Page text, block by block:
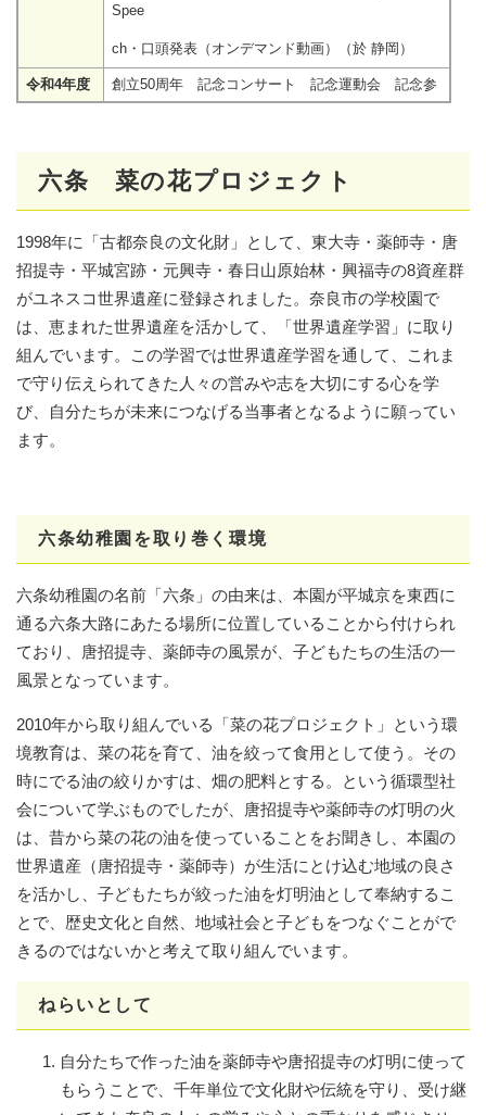
Spee
ch・口頭発表（オンデマンド動画）（於 静岡）
令和4年度 創立50周年 記念コンサート 記念運動会 記念参
六条 菜の花プロジェクト
1998年に「古都奈良の文化財」として、東大寺・薬師寺・唐
招提寺・平城宮跡・元興寺・春日山原始林・興福寺の8資産群
がユネスコ世界遺産に登録されました。奈良市の学校園で
は、恵まれた世界遺産を活かして、「世界遺産学習」に取り
組んでいます。この学習では世界遺産学習を通して、これま
で守り伝えられてきた人々の営みや志を大切にする心を学
び、自分たちが未来につなげる当事者となるように願ってい
ます。
六条幼稚園を取り巻く環境
六条幼稚園の名前「六条」の由来は、本園が平城京を東西に
通る六条大路にあたる場所に位置していることから付けられ
ており、唐招提寺、薬師寺の風景が、子どもたちの生活の一
風景となっています。
2010年から取り組んでいる「菜の花プロジェクト」という環
境教育は、菜の花を育て、油を絞って食用として使う。その
時にでる油の絞りかすは、畑の肥料とする。という循環型社
会について学ぶものでしたが、唐招提寺や薬師寺の灯明の火
は、昔から菜の花の油を使っていることをお聞きし、本園の
世界遺産（唐招提寺・薬師寺）が生活にとけ込む地域の良さ
を活かし、子どもたちが絞った油を灯明油として奉納するこ
とで、歴史文化と自然、地域社会と子どもをつなぐことがで
きるのではないかと考えて取り組んでいます。
ねらいとして
自分たちで作った油を薬師寺や唐招提寺の灯明に使って
もらうことで、千年単位で文化財や伝統を守り、受け継